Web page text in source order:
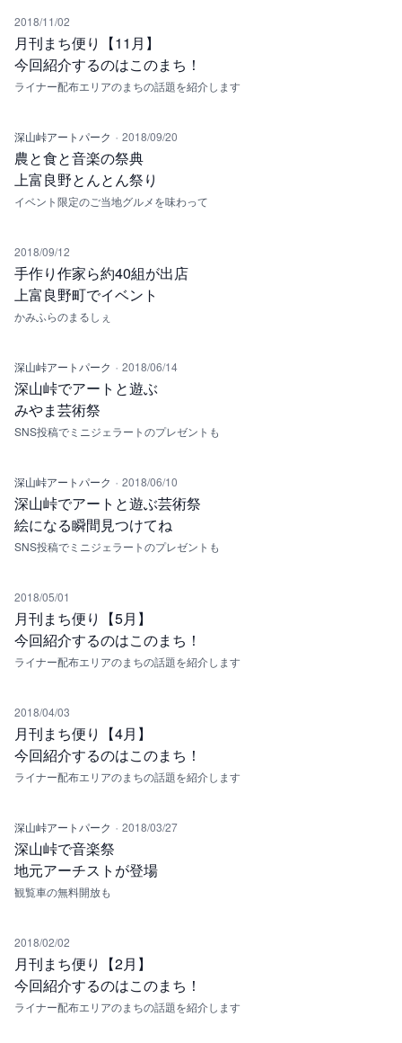
2018/11/02
月刊まち便り【11月】
今回紹介するのはこのまち！
ライナー配布エリアのまちの話題を紹介します
深山峠アートパーク · 2018/09/20
農と食と音楽の祭典
上富良野とんとん祭り
イベント限定のご当地グルメを味わって
2018/09/12
手作り作家ら約40組が出店
上富良野町でイベント
かみふらのまるしぇ
深山峠アートパーク · 2018/06/14
深山峠でアートと遊ぶ
みやま芸術祭
SNS投稿でミニジェラートのプレゼントも
深山峠アートパーク · 2018/06/10
深山峠でアートと遊ぶ芸術祭
絵になる瞬間見つけてね
SNS投稿でミニジェラートのプレゼントも
2018/05/01
月刊まち便り【5月】
今回紹介するのはこのまち！
ライナー配布エリアのまちの話題を紹介します
2018/04/03
月刊まち便り【4月】
今回紹介するのはこのまち！
ライナー配布エリアのまちの話題を紹介します
深山峠アートパーク · 2018/03/27
深山峠で音楽祭
地元アーチストが登場
観覧車の無料開放も
2018/02/02
月刊まち便り【2月】
今回紹介するのはこのまち！
ライナー配布エリアのまちの話題を紹介します